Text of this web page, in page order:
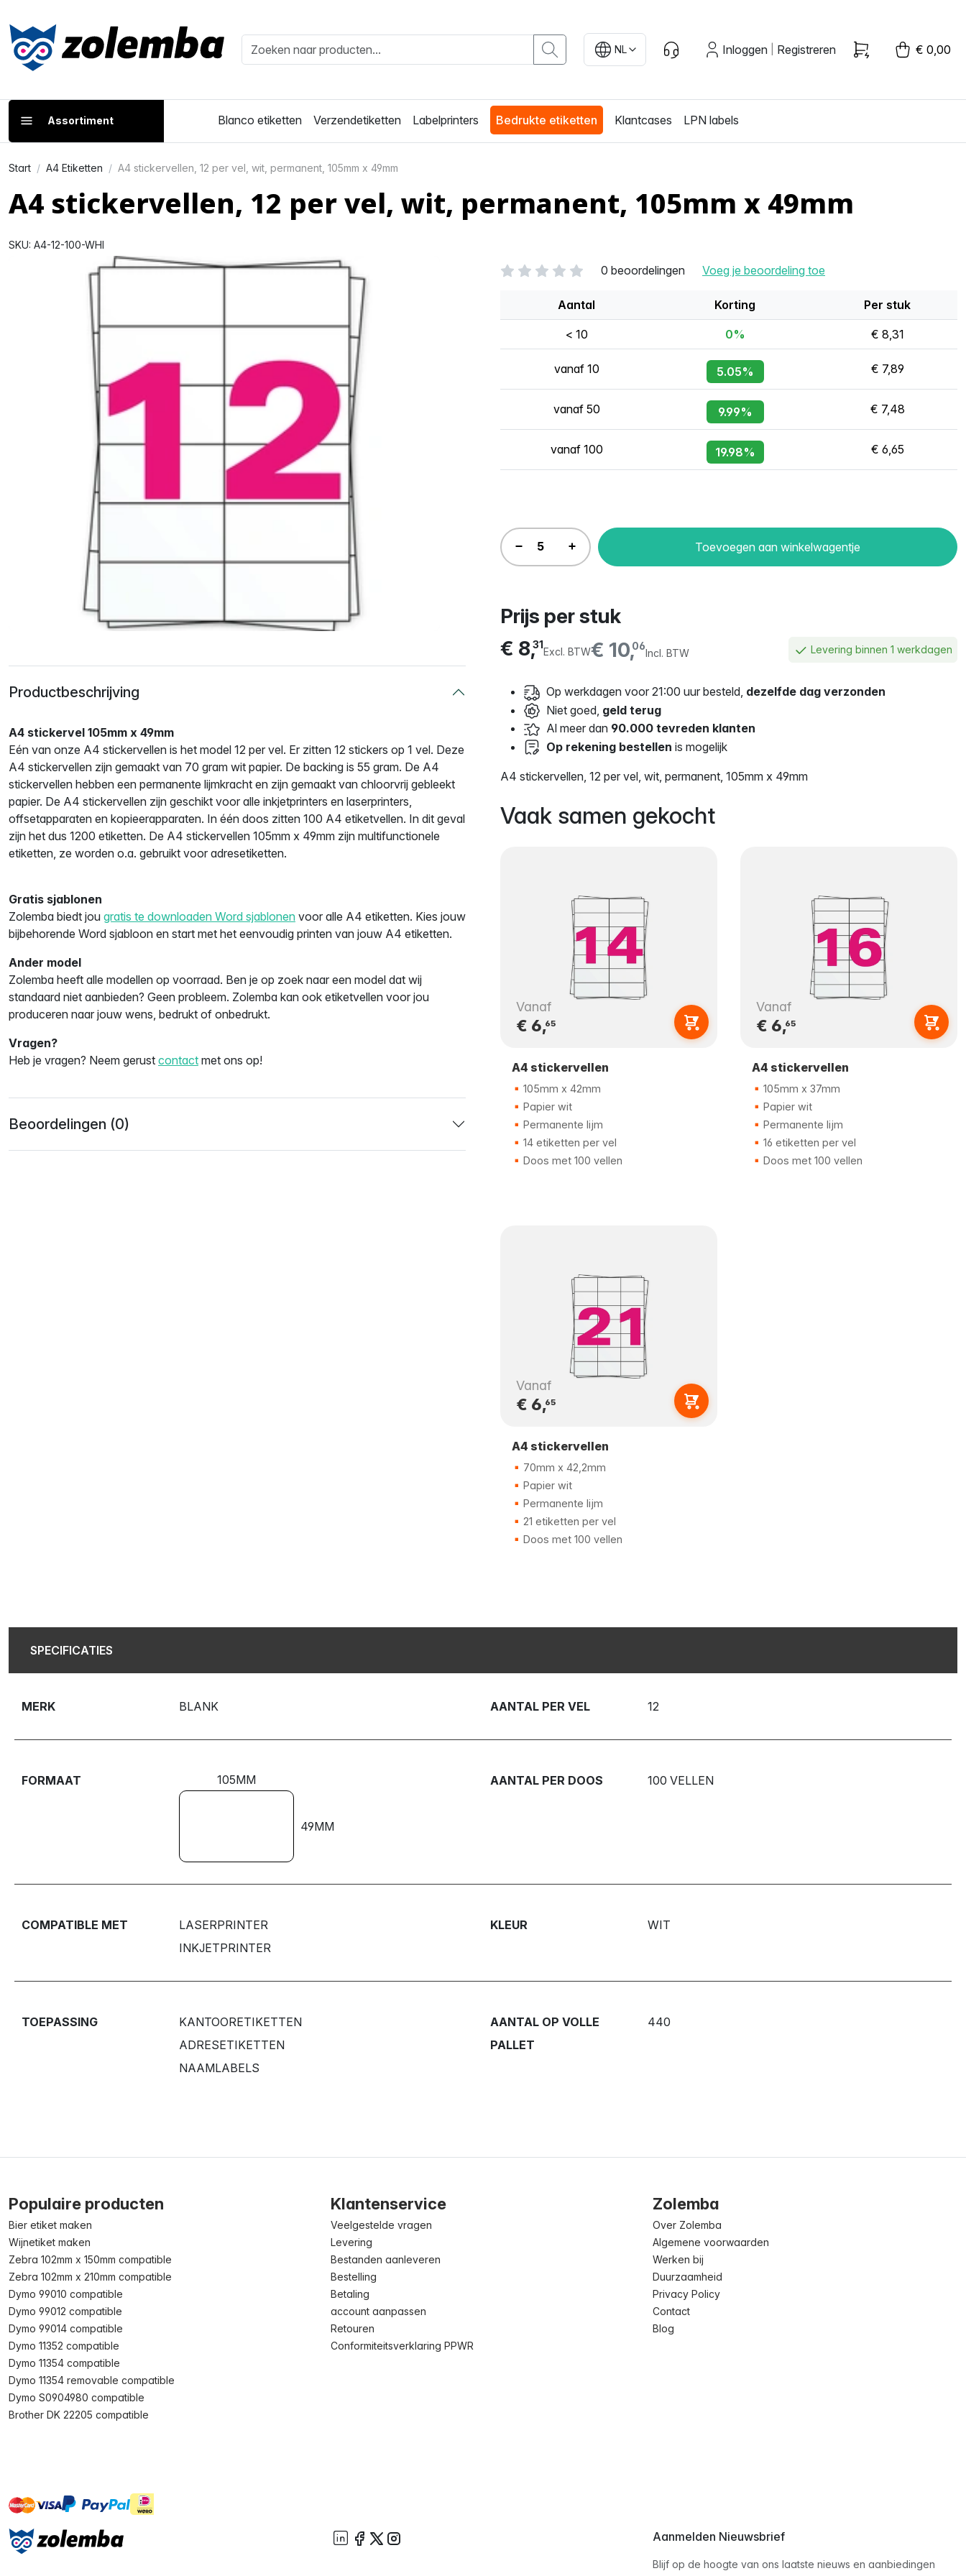
NL Inloggen Registreren € 0,00
Assortiment Blanco etiketten Verzendetiketten Labelprinters Bedrukte etiketten Klantcases LPN labels
Start A4 Etiketten A4 stickervellen, 12 per vel, wit, permanent, 105mm x 49mm
A4 stickervellen, 12 per vel, wit, permanent, 105mm x 49mm
SKU: A4-12-100-WHI
0 beoordelingen Voeg je beoordeling toe
Aantal Korting Per stuk
< 10 0% € 8,31
vanaf 10 5.05% € 7,89
vanaf 50 9.99% € 7,48
vanaf 100 19.98% € 6,65
Toevoegen aan winkelwagentje
Prijs per stuk
€ 10,06
Incl. BTW
€ 8,31
Excl. BTW Levering binnen 1 werkdagen
Op werkdagen voor 21:00 uur besteld, dezelfde dag verzonden
Niet goed, geld terug
Al meer dan 90.000 tevreden klanten
Op rekening bestellen is mogelijk
A4 stickervellen, 12 per vel, wit, permanent, 105mm x 49mm
Vaak samen gekocht
Vanaf
€ 6,65
A4 stickervellen
105mm x 42mm
Papier wit
Permanente lijm
14 etiketten per vel
Doos met 100 vellen
Vanaf
€ 6,65
A4 stickervellen
105mm x 37mm
Papier wit
Permanente lijm
16 etiketten per vel
Doos met 100 vellen
Vanaf
€ 6,65
A4 stickervellen
70mm x 42,2mm
Papier wit
Permanente lijm
21 etiketten per vel
Doos met 100 vellen
Productbeschrijving
A4 stickervel 105mm x 49mm
Eén van onze A4 stickervellen is het model 12 per vel. Er zitten 12 stickers op 1 vel. Deze
A4 stickervellen zijn gemaakt van 70 gram wit papier. De backing is 55 gram. De A4
stickervellen hebben een permanente lijmkracht en zijn gemaakt van chloorvrij gebleekt
papier. De A4 stickervellen zijn geschikt voor alle inkjetprinters en laserprinters,
offsetapparaten en kopieerapparaten. In één doos zitten 100 A4 etiketvellen. In dit geval
zijn het dus 1200 etiketten. De A4 stickervellen 105mm x 49mm zijn multifunctionele
etiketten, ze worden o.a. gebruikt voor adresetiketten.
Gratis sjablonen
Zolemba biedt jou gratis te downloaden Word sjablonen voor alle A4 etiketten. Kies jouw
bijbehorende Word sjabloon en start met het eenvoudig printen van jouw A4 etiketten.
Ander model
Zolemba heeft alle modellen op voorraad. Ben je op zoek naar een model dat wij
standaard niet aanbieden? Geen probleem. Zolemba kan ook etiketvellen voor jou
produceren naar jouw wens, bedrukt of onbedrukt.
Vragen?
Heb je vragen? Neem gerust contact met ons op!
Beoordelingen (0)
SPECIFICATIES
MERK BLANK AANTAL PER VEL 12
FORMAAT 105MM
49MM
AANTAL PER DOOS 100 VELLEN
COMPATIBLE MET
LASERPRINTER
INKJETPRINTER
KLEUR WIT
TOEPASSING
KANTOORETIKETTEN
ADRESETIKETTEN
NAAMLABELS
AANTAL OP VOLLE
PALLET
440
Populaire producten
Bier etiket maken
Wijnetiket maken
Zebra 102mm x 150mm compatible
Zebra 102mm x 210mm compatible
Dymo 99010 compatible
Dymo 99012 compatible
Dymo 99014 compatible
Dymo 11352 compatible
Dymo 11354 compatible
Dymo 11354 removable compatible
Dymo S0904980 compatible
Brother DK 22205 compatible
Klantenservice
Veelgestelde vragen
Levering
Bestanden aanleveren
Bestelling
Betaling
account aanpassen
Retouren
Conformiteitsverklaring PPWR
Zolemba
Over Zolemba
Algemene voorwaarden
Werken bij
Duurzaamheid
Privacy Policy
Contact
Blog
mastervisa paypal ideal
Aanmelden Nieuwsbrief
Blijf op de hoogte van ons laatste nieuws en aanbiedingen